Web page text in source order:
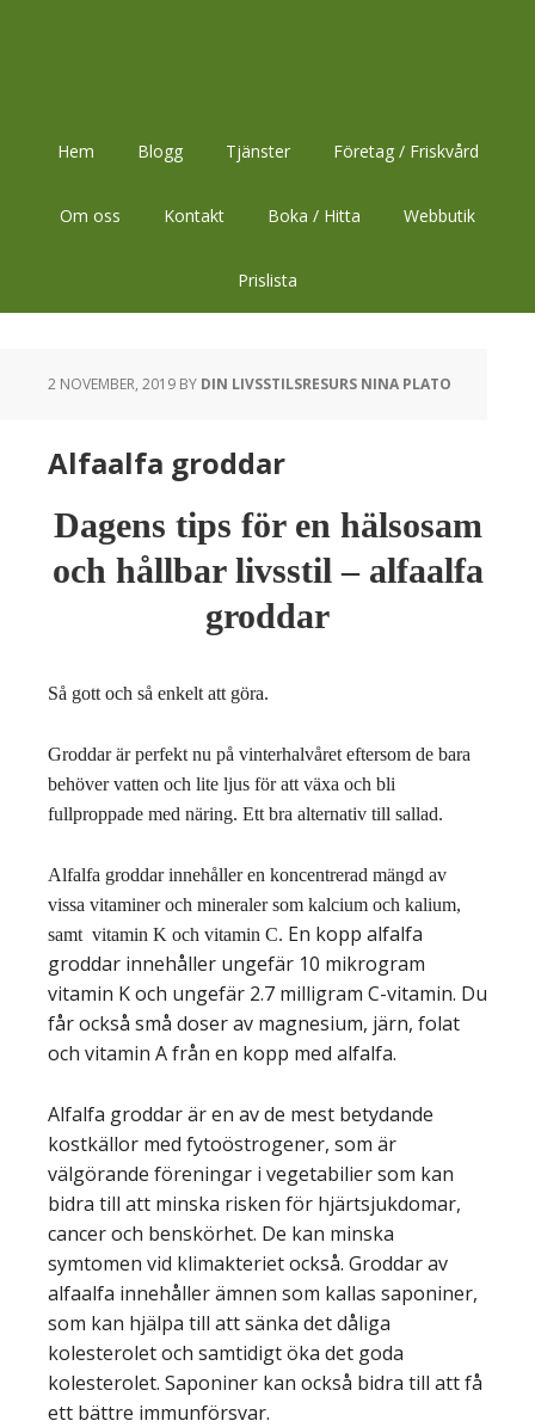
Hem Blogg Tjänster Företag / Friskvård
Om oss Kontakt Boka / Hitta Webbutik
Prislista
2 NOVEMBER, 2019 BY DIN LIVSSTILSRESURS NINA PLATO
Alfaalfa groddar
Dagens tips för en hälsosam
och hållbar livsstil – alfaalfa
groddar
Så gott och så enkelt att göra.
Groddar är perfekt nu på vinterhalvåret eftersom de bara
behöver vatten och lite ljus för att växa och bli
fullproppade med näring. Ett bra alternativ till sallad.
Alfalfa groddar innehåller en koncentrerad mängd av
vissa vitaminer och mineraler som kalcium och kalium,
samt vitamin K och vitamin C. En kopp alfalfa
groddar innehåller ungefär 10 mikrogram
vitamin K och ungefär 2.7 milligram C-vitamin. Du
får också små doser av magnesium, järn, folat
och vitamin A från en kopp med alfalfa.
Alfalfa groddar är en av de mest betydande
kostkällor med fytoöstrogener, som är
välgörande föreningar i vegetabilier som kan
bidra till att minska risken för hjärtsjukdomar,
cancer och benskörhet. De kan minska
symtomen vid klimakteriet också. Groddar av
alfaalfa innehåller ämnen som kallas saponiner,
som kan hjälpa till att sänka det dåliga
kolesterolet och samtidigt öka det goda
kolesterolet. Saponiner kan också bidra till att få
ett bättre immunförsvar.